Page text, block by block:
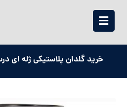
خرید گلدان پلاستیکی ژله ای